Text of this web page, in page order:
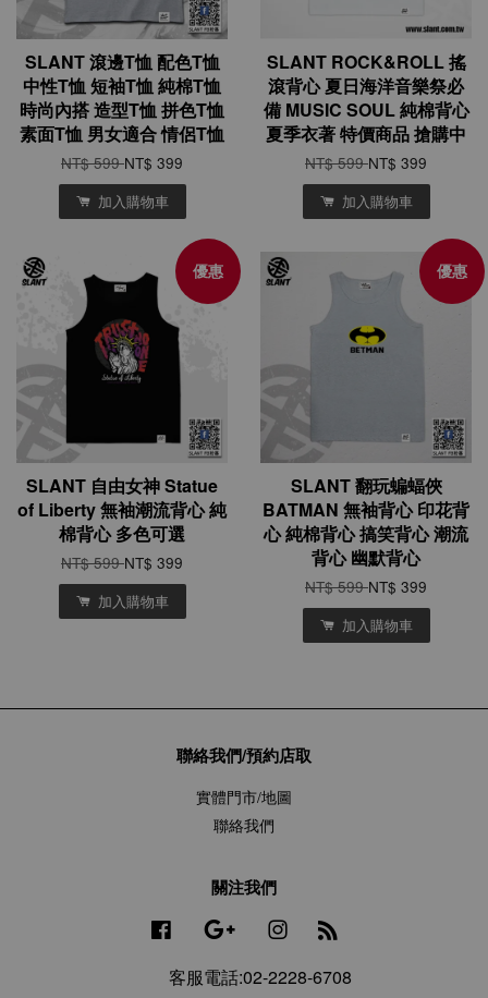
SLANT 滾邊T恤 配色T恤
中性T恤 短袖T恤 純棉T恤
時尚內搭 造型T恤 拼色T恤
素面T恤 男女適合 情侶T恤
NT$ 599NT$ 399
加入購物車
SLANT ROCK&ROLL 搖
滾背心 夏日海洋音樂祭必
備 MUSIC SOUL 純棉背心
夏季衣著 特價商品 搶購中
NT$ 599NT$ 399
加入購物車
優惠
SLANT 自由女神 Statue
of Liberty 無袖潮流背心 純
棉背心 多色可選
NT$ 599NT$ 399
加入購物車
優惠
SLANT 翻玩蝙蝠俠
BATMAN 無袖背心 印花背
心 純棉背心 搞笑背心 潮流
背心 幽默背心
NT$ 599NT$ 399
加入購物車
聯絡我們/預約店取
實體門市/地圖
聯絡我們
關注我們
Facebook Google Instagram
客服電話:02-2228-6708